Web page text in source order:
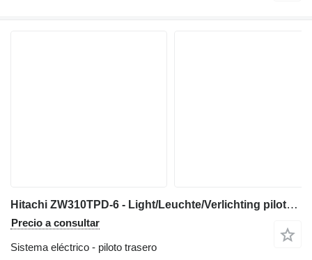
Hitachi ZW310TPD-6 - Light/Leuchte/Verlichting piloto trasero para excavadora
Precio a consultar
Sistema eléctrico - piloto trasero